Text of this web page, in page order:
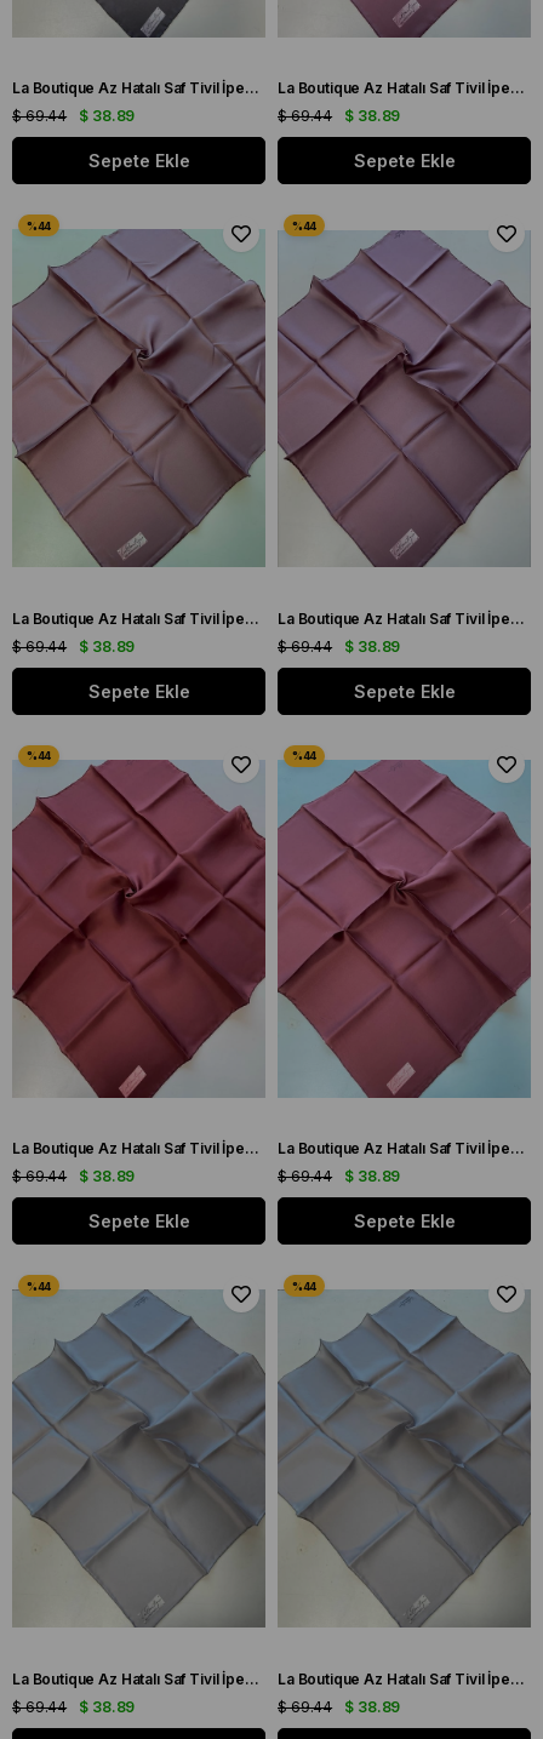
La Boutique Az Hatalı Saf Tivil İpek Eşarp Koyu Gri Düz Renk
$ 38.89
$ 69.44
Sepete Ekle
La Boutique Az Hatalı Saf Tivil İpek Eşarp Koyu Lila Düz Renk
$ 38.89
$ 69.44
Sepete Ekle
La Boutique Az Hatalı Saf Tivil İpek Eşarp Koyu Lila Düz Renk
$ 38.89
$ 69.44
Sepete Ekle
La Boutique Az Hatalı Saf Tivil İpek Eşarp Koyu Lila Düz Renk
$ 38.89
$ 69.44
Sepete Ekle
La Boutique Az Hatalı Saf Tivil İpek Eşarp Mürdüm Düz Renk
$ 38.89
$ 69.44
Sepete Ekle
La Boutique Az Hatalı Saf Tivil İpek Eşarp Mürdüm Düz Renk
$ 38.89
$ 69.44
Sepete Ekle
La Boutique Az Hatalı Saf Tivil İpek Eşarp Gümüş Gri Düz Renk
$ 38.89
$ 69.44
La Boutique Az Hatalı Saf Tivil İpek Eşarp Gümüş Gri Düz Renk
$ 38.89
$ 69.44